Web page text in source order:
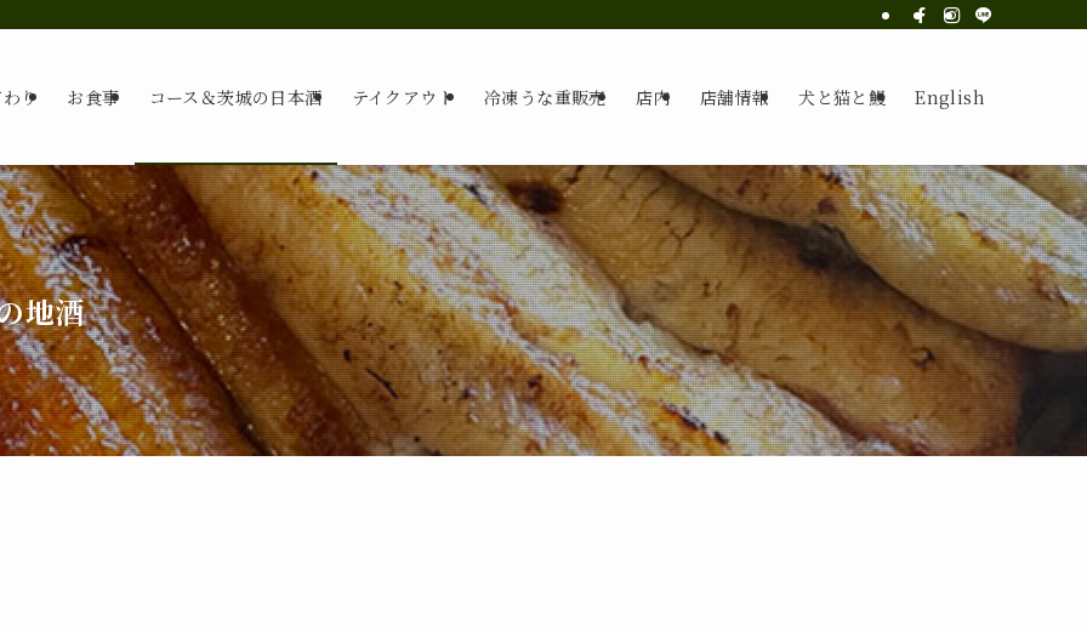
り お食事 コース＆茨城の日本酒 テイクアウト 冷凍うな重販売 店内 店舗情報 犬と猫と鰻 English
地酒